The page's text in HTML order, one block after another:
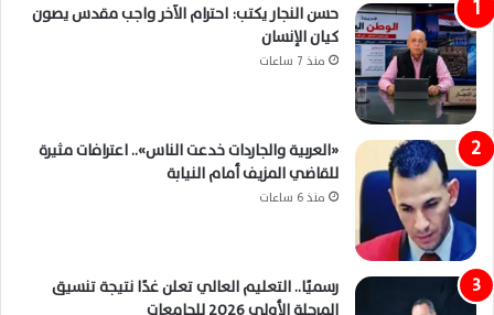
حسن النجار يكتب: احترام الآخر واجب مقدس يصون
كيان الإنسان
منذ 7 ساعات
«العربية والجاردات خدعت الناس».. اعترافات مثيرة
للقاضي المزيف أمام النيابة
منذ 6 ساعات
رسميًا.. التعليم العالي تعلن غدًا نتيجة تنسيق